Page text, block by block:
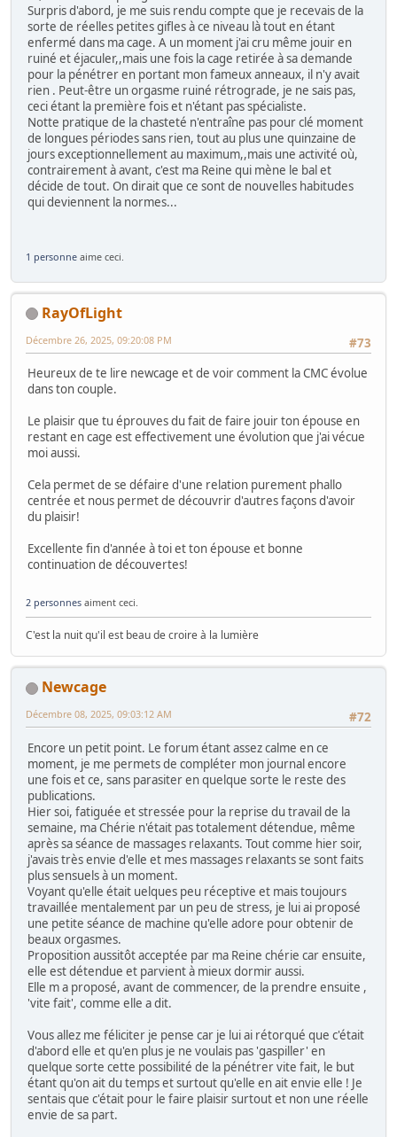
Surpris d'abord, je me suis rendu compte que je recevais de la
sorte de réelles petites gifles à ce niveau là tout en étant
enfermé dans ma cage. A un moment j'ai cru même jouir en
ruiné et éjaculer,,mais une fois la cage retirée à sa demande
pour la pénétrer en portant mon fameux anneaux, il n'y avait
rien . Peut-être un orgasme ruiné rétrograde, je ne sais pas,
ceci étant la première fois et n'étant pas spécialiste.
Notte pratique de la chasteté n'entraîne pas pour clé moment
de longues périodes sans rien, tout au plus une quinzaine de
jours exceptionnellement au maximum,,mais une activité où,
contrairement à avant, c'est ma Reine qui mène le bal et
décide de tout. On dirait que ce sont de nouvelles habitudes
qui deviennent la normes...
1 personne aime ceci.
RayOfLight
#73
Décembre 26, 2025, 09:20:08 PM
Heureux de te lire newcage et de voir comment la CMC évolue
dans ton couple.
Le plaisir que tu éprouves du fait de faire jouir ton épouse en
restant en cage est effectivement une évolution que j'ai vécue
moi aussi.
Cela permet de se défaire d'une relation purement phallo
centrée et nous permet de découvrir d'autres façons d'avoir
du plaisir!
Excellente fin d'année à toi et ton épouse et bonne
continuation de découvertes!
2 personnes aiment ceci.
C'est la nuit qu'il est beau de croire à la lumière
Newcage
#72
Décembre 08, 2025, 09:03:12 AM
Encore un petit point. Le forum étant assez calme en ce
moment, je me permets de compléter mon journal encore
une fois et ce, sans parasiter en quelque sorte le reste des
publications.
Hier soi, fatiguée et stressée pour la reprise du travail de la
semaine, ma Chérie n'était pas totalement détendue, même
après sa séance de massages relaxants. Tout comme hier soir,
j'avais très envie d'elle et mes massages relaxants se sont faits
plus sensuels à un moment.
Voyant qu'elle était uelques peu réceptive et mais toujours
travaillée mentalement par un peu de stress, je lui ai proposé
une petite séance de machine qu'elle adore pour obtenir de
beaux orgasmes.
Proposition aussitôt acceptée par ma Reine chérie car ensuite,
elle est détendue et parvient à mieux dormir aussi.
Elle m a proposé, avant de commencer, de la prendre ensuite ,
'vite fait', comme elle a dit.
Vous allez me féliciter je pense car je lui ai rétorqué que c'était
d'abord elle et qu'en plus je ne voulais pas 'gaspiller' en
quelque sorte cette possibilité de la pénétrer vite fait, le but
étant qu'on ait du temps et surtout qu'elle en ait envie elle ! Je
sentais que c'était pour le faire plaisir surtout et non une réelle
envie de sa part.